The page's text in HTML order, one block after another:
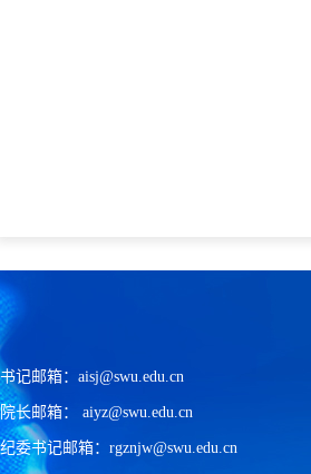
书记邮箱：aisj@swu.edu.cn
院长邮箱： aiyz@swu.edu.cn
纪委书记邮箱：rgznjw@swu.edu.cn